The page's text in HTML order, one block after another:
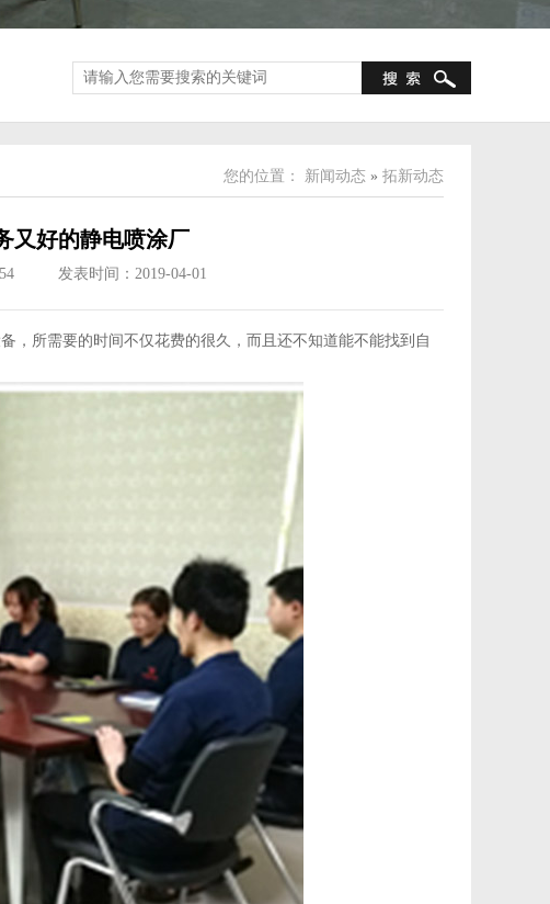
您的位置： 新闻动态 » 拓新动态
又好的静电喷涂厂
发表时间：2019-04-01
，所需要的时间不仅花费的很久，而且还不知道能不能找到自